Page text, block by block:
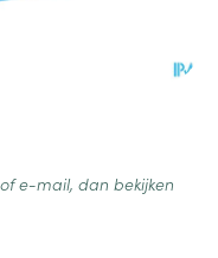
e-mail, dan bekijken